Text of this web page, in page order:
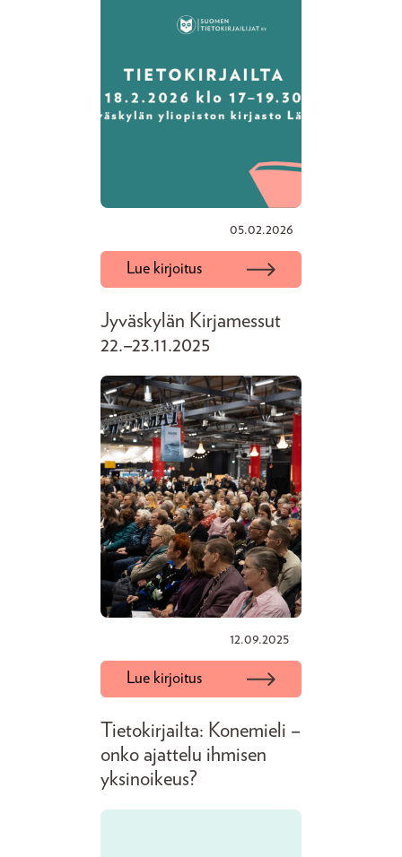
05.02.2026
Lue kirjoitus
Jyväskylän Kirjamessut
22.–23.11.2025
12.09.2025
Lue kirjoitus
Tietokirjailta: Konemieli –
onko ajattelu ihmisen
yksinoikeus?